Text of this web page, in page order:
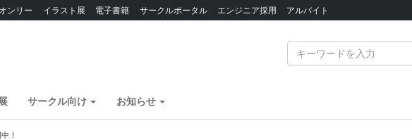
ンリー イラスト展 電子書籍 サークルポータル エンジニア採用 アルバイト
サークル向け お知らせ
！